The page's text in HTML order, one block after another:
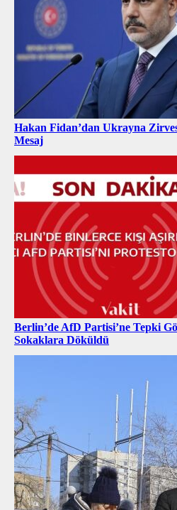
Hakan Fidan’dan Ukrayna
Mesaj
Berlin’de AfD Partisi’ne Tepki
Sokaklara Döküldü